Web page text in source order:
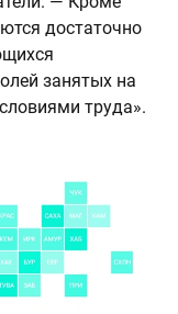
достаточно
занятых на
труда».